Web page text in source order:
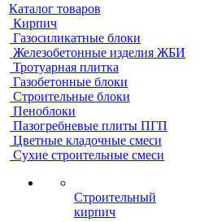
Каталог товаров
Кирпич
Газосиликатные блоки
Железобетонные изделия ЖБИ
Тротуарная плитка
Газобетонные блоки
Строительные блоки
Пеноблоки
Пазогребневые плиты ПГП
Цветные кладочные смеси
Сухие строительные смеси
Строительный
кирпич